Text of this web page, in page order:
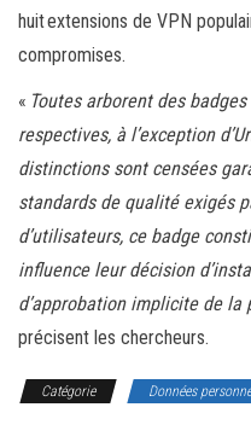
huit extensions de VPN
compromises.
« Toutes arborent des
respectives, à l’exception
distinctions sont censées
standards de qualité exigés
d’utilisateurs, ce badge
influence leur décision
d’approbation implicite de la
précisent les chercheurs.
Catégorie Données